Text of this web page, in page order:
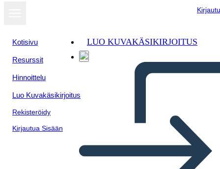
Kotisivu
Resurssit
Hinnoittelu
Luo Kuvakäsikirjoitus
Rekisteröidy
Kirjautua Sisään
LUO KUVAKÄSIKIRJOITUS